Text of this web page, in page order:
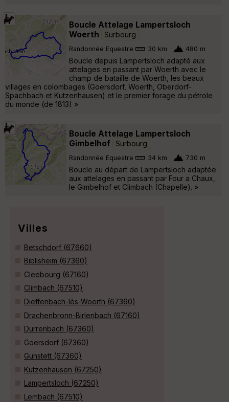
Boucle Attelage Lampertsloch
Woerth
Surbourg
Randonnée Equestre 30 km 480 m
Boucle depuis Lampertsloch adapté aux
attelages en passant par Woerth avec le
champ de bataille de Woerth, les beaux
villages en colombages (Goersdorf, Woerth, Oberdorf-
Spachbach et Kutzenhausen) et le premier forage du pétrole
du monde (de 1813) »
Boucle Attelage Lampertsloch
Gimbelhof
Surbourg
Randonnée Equestre 34 km 730 m
Boucle au départ de Lampertsloch adaptée
aux attelages en passant par Four a Chaux,
le Gimbelhof et Climbach (Chapelle). »
Villes
Betschdorf (67660)
Biblisheim (67360)
Cleebourg (67160)
Climbach (67510)
Dieffenbach-lès-Woerth (67360)
Drachenbronn-Birlenbach (67160)
Durrenbach (67360)
Goersdorf (67360)
Gunstett (67360)
Kutzenhausen (67250)
Lampertsloch (67250)
Lembach (67510)